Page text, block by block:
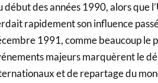
début des années 1990, alors que
rapidement son influence
1991, comme beaucoup le
majeurs marquèrent le
et de repartage du